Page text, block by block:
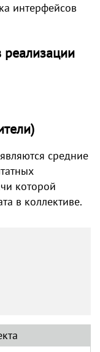
интерфейсов
средние
которой
в коллективе.